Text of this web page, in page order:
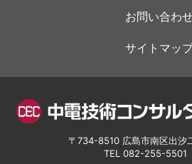
お問い合わ
サイトマッ
〒734-8510 広島市南区出汐
TEL 082-255-5501